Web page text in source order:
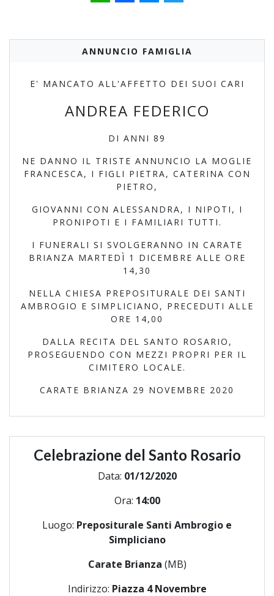
ANNUNCIO FAMIGLIA
E' MANCATO ALL'AFFETTO DEI SUOI CARI
ANDREA FEDERICO
DI ANNI 89
NE DANNO IL TRISTE ANNUNCIO LA MOGLIE
FRANCESCA, I FIGLI PIETRA, CATERINA CON
PIETRO,
GIOVANNI CON ALESSANDRA, I NIPOTI, I
PRONIPOTI E I FAMILIARI TUTTI.
I FUNERALI SI SVOLGERANNO IN CARATE
BRIANZA MARTEDÌ 1 DICEMBRE ALLE ORE
14,30
NELLA CHIESA PREPOSITURALE DEI SANTI
AMBROGIO E SIMPLICIANO, PRECEDUTI ALLE
ORE 14,00
DALLA RECITA DEL SANTO ROSARIO,
PROSEGUENDO CON MEZZI PROPRI PER IL
CIMITERO LOCALE.
CARATE BRIANZA 29 NOVEMBRE 2020
Celebrazione del Santo Rosario
Data: 01/12/2020
Ora: 14:00
Luogo: Prepositurale Santi Ambrogio e
Simpliciano
Carate Brianza (MB)
Indirizzo: Piazza 4 Novembre